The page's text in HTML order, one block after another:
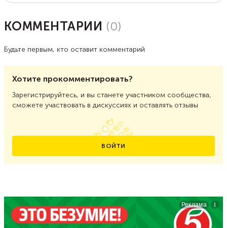
КОММЕНТАРИИ (0)
Будьте первым, кто оставит комментарий
Хотите прокомментировать?
Зарегистрируйтесь, и вы станете участником сообщества,
сможете участвовать в дискуссиях и оставлять отзывы
ВОЙТИ